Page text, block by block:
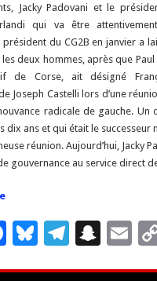
Jacky Padovani et le
qui va être
président du CG2B en janvier a
deux hommes, après que
de Corse, ait désigné
Joseph Castelli lors d’une
radicale de gauche. Un
dix ans et qui était le successeur
réunion. Aujourd’hui, Jacky
gouvernance au service direct
F
Bl T S
E